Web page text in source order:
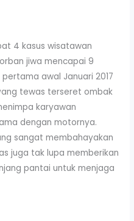
4 kasus wisatawan
jiwa mencapai 9
awal Januari 2017
tewas terseret ombak
karyawan
dengan motornya.
sangat membahayakan
juga tak lupa memberikan
pantai untuk menjaga